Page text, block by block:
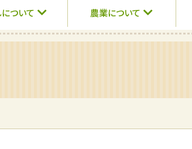
について 農業について